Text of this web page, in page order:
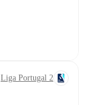
Liga Portugal 2